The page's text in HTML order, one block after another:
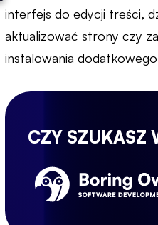
interfejs do edycji treści,
aktualizować strony czy
instalowania
CZY SZUKASZ